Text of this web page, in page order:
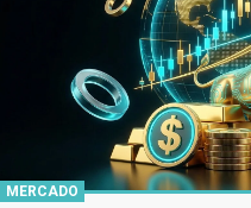
MERCADO